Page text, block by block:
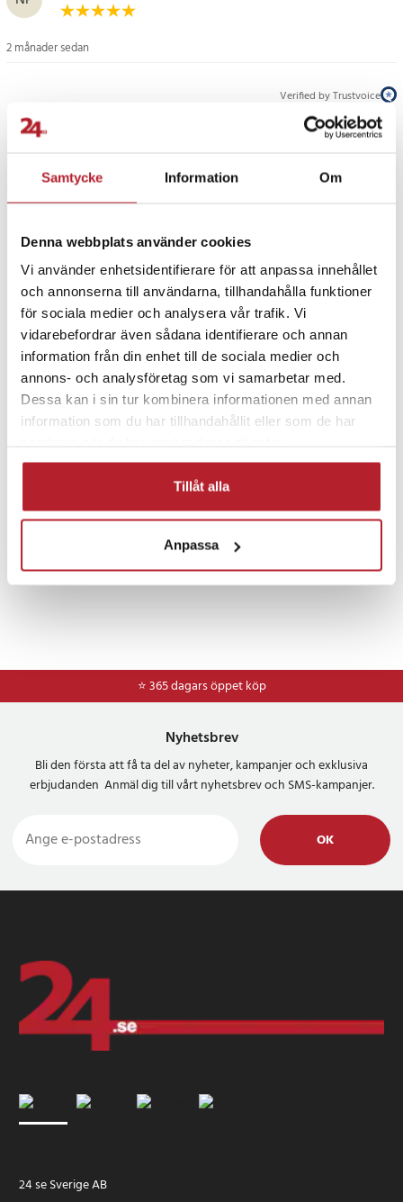
Samtycke Information Om
Denna webbplats använder cookies
Vi använder enhetsidentifierare för att anpassa innehållet
och annonserna till användarna, tillhandahålla funktioner
för sociala medier och analysera vår trafik. Vi
vidarebefordrar även sådana identifierare och annan
information från din enhet till de sociala medier och
annons- och analysföretag som vi samarbetar med.
Dessa kan i sin tur kombinera informationen med annan
information som du har tillhandahållit eller som de har
Tillåt alla
Anpassa
resultat rekommenderas det att byta ut bladet var fjärde månad.
Specifikation
- Passar modeller: QP25xx, QP26xx, QP27xx, QP28xx, QP6504,
QP653x, QP654x, QP665x
2 månader sedan
Verified by Trustvoice
Fortsätt att fynda
Hälsa & Skönhet Rakprodukter
⭐ 365 dagars öppet köp
Nyhetsbrev
Bli den första att få ta del av nyheter, kampanjer och exklusiva
erbjudanden Anmäl dig till vårt nyhetsbrev och SMS-kampanjer.
OK
24 se Sverige AB